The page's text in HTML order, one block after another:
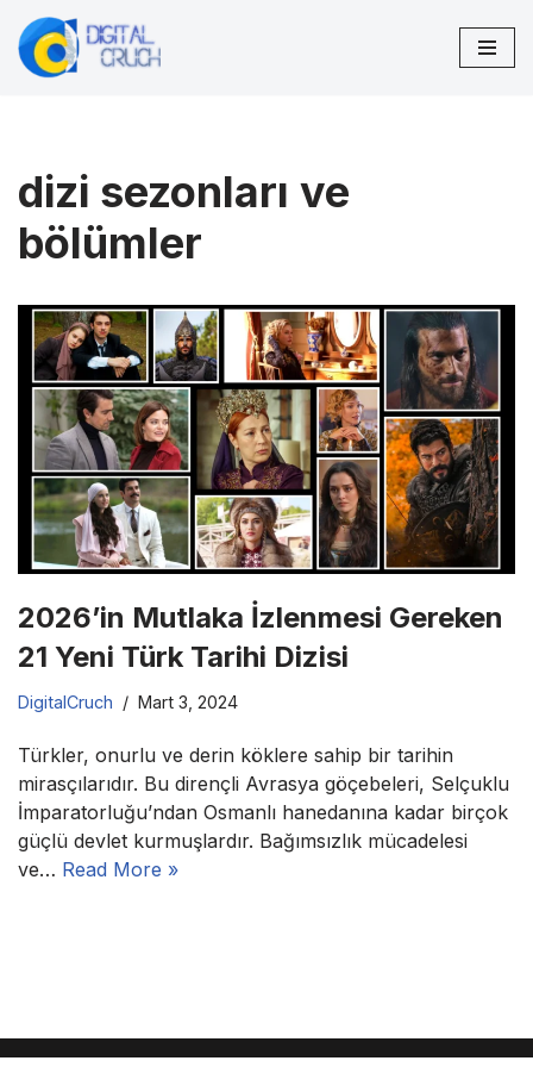
İçeriğe
dizi sezonları ve
bölümler
2026’in Mutlaka İzlenmesi Gereken
21 Yeni Türk Tarihi Dizisi
DigitalCruch Mart 3, 2024
Türkler, onurlu ve derin köklere sahip bir tarihin
mirasçılarıdır. Bu dirençli Avrasya göçebeleri, Selçuklu
İmparatorluğu’ndan Osmanlı hanedanına kadar birçok
güçlü devlet kurmuşlardır. Bağımsızlık mücadelesi
ve… Read More »